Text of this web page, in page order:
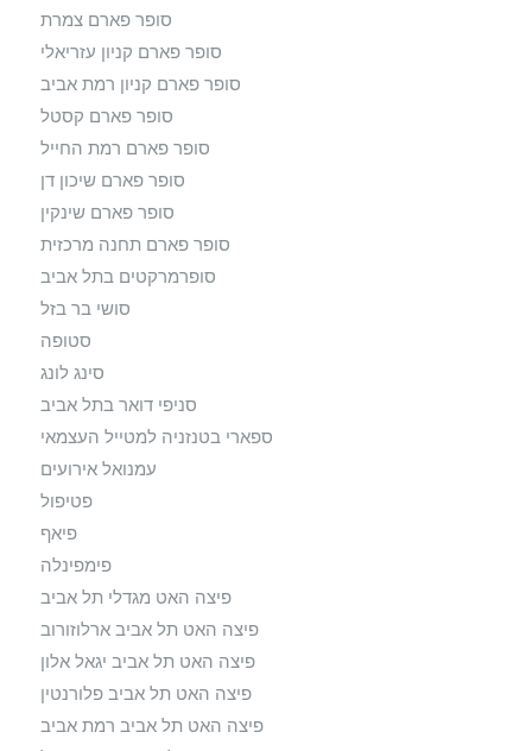
סופר פארם צמרת
סופר פארם קניון עזריאלי
סופר פארם קניון רמת אביב
סופר פארם קסטל
סופר פארם רמת החייל
סופר פארם שיכון דן
סופר פארם שינקין
סופר פארם תחנה מרכזית
סופרמרקטים בתל אביב
סושי בר בזל
סטופה
סינג לונג
סניפי דואר בתל אביב
ספארי בטנזניה למטייל העצמאי
עמנואל אירועים
פטיפול
פיאף
פימפינלה
פיצה האט מגדלי תל אביב
פיצה האט תל אביב ארלוזורוב
פיצה האט תל אביב יגאל אלון
פיצה האט תל אביב פלורנטין
פיצה האט תל אביב רמת אביב